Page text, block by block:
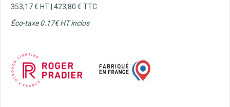
353,17€ HT | 423,80 € TTC
Éco-taxe 0.17€ HT inclus